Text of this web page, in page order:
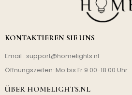
KONTAKTIEREN SIE UNS
Email : support@homelights.nl
Öffnungszeiten: Mo bis Fr 9.00-18.00 Uhr
ÜBER HOMELIGHTS.NL